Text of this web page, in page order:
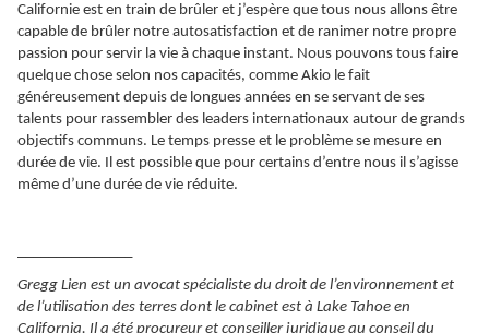
Californie est en train de brûler et j’espère que tous nous allons être
capable de brûler notre autosatisfaction et de ranimer notre propre
passion pour servir la vie à chaque instant. Nous pouvons tous faire
quelque chose selon nos capacités, comme Akio le fait
généreusement depuis de longues années en se servant de ses
talents pour rassembler des leaders internationaux autour de grands
objectifs communs. Le temps presse et le problème se mesure en
durée de vie. Il est possible que pour certains d’entre nous il s’agisse
même d’une durée de vie réduite.
Gregg Lien est un avocat spécialiste du droit de l’environnement et
de l’utilisation des terres dont le cabinet est à Lake Tahoe en
California. Il a été procureur et conseiller juridique au conseil du